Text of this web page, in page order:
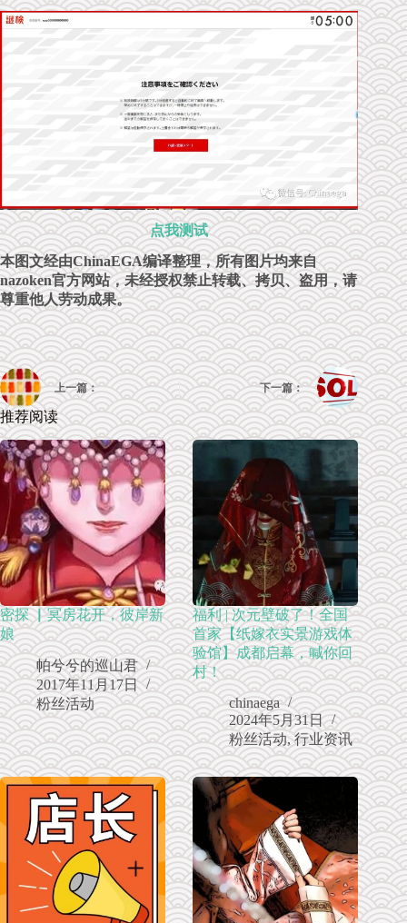
点我测试
本图文经由ChinaEGA编译整理，所有图片均来自
nazoken官方网站，未经授权禁止转载、拷贝、盗用，请
尊重他人劳动成果。
上一篇： 下一篇：
推荐阅读
密探 ▏冥房花开，彼岸新
娘
帕兮兮的巡山君
2017年11月17日
粉丝活动
福利 | 次元壁破了！全国
首家【纸嫁衣实景游戏体
验馆】成都启幕，喊你回
村！
chinaega
2024年5月31日
粉丝活动,行业资讯